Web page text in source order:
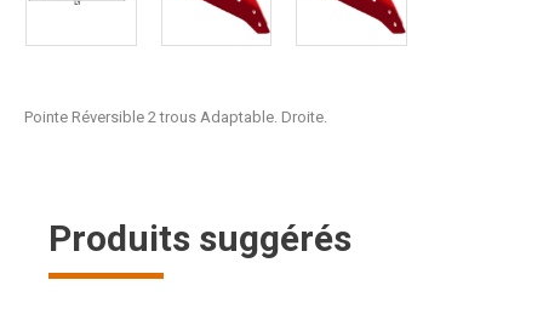
Pointe Réversible 2 trous Adaptable. Droite.
Produits suggérés